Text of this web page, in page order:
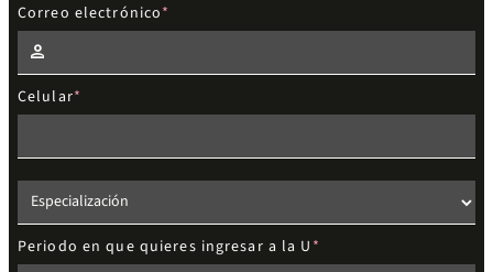
Correo electrónico
Celular
Elige el nivel de estudios
Periodo en que quieres ingresar a la U